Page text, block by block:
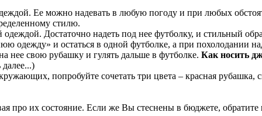
Ее можно надевать в любую погоду и при любых
стилю.
Достаточно надеть под нее футболку, и стильный
одежду» и остаться в одной футболке, а при похолодании
нее свою рубашку и гулять дальше в футболке. Как носить
попробуйте сочетать три цвета – красная
про их состояние. Если же Вы стеснены в бюджете,